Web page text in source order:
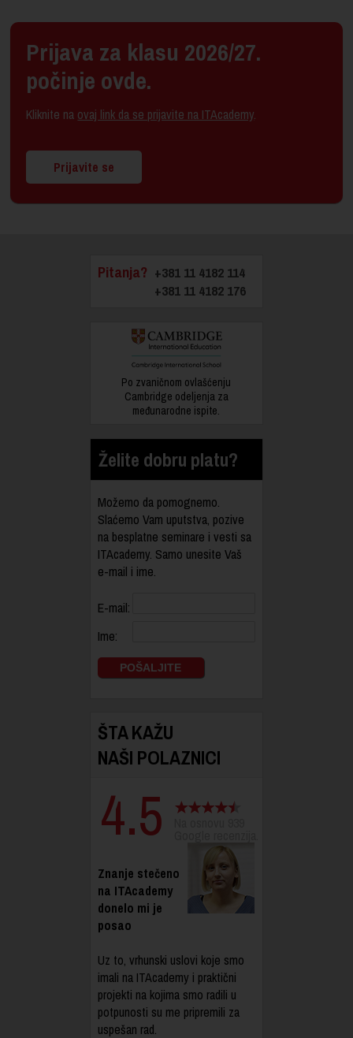
Prijava za klasu 2026/27.
počinje ovde.
Kliknite na ovaj link da se prijavite na ITAcademy.
Prijavite se
Pitanja? +381 11 4182 114
+381 11 4182 176
Po zvaničnom ovlašćenju
Cambridge odeljenja za
međunarodne ispite.
Želite dobru platu?
Možemo da pomognemo.
Slaćemo Vam uputstva, pozive
na besplatne seminare i vesti sa
ITAcademy. Samo unesite Vaš
e-mail i ime.
E-mail:
Ime:
ŠTA KAŽU
NAŠI POLAZNICI
4.5
Znanje stečeno
na ITAcademy
donelo mi je
posao
Uz to, vrhunski uslovi koje smo
imali na ITAcademy i praktični
projekti na kojima smo radili u
potpunosti su me pripremili za
uspešan rad.